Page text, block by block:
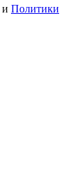
и Политики